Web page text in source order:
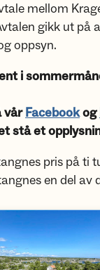
mellom
gikk ut på
oppsyn.
i
vårFacebookog
stå et
pris på ti
en del av